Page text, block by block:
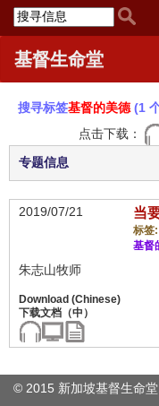
基督生命堂
搜寻标签基督的美德 (1
点击下载：
专题信息
2019/07/21 当
标签:
基督
朱志山牧师
© 2015 新加坡基督生命